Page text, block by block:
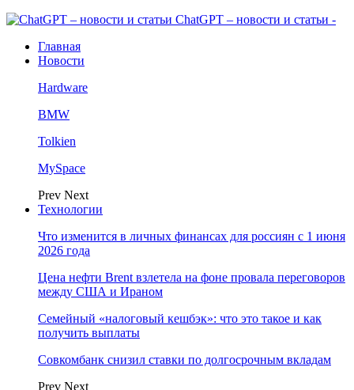
ChatGPT – новости и статьи -
Главная
Новости
Hardware
BMW
Tolkien
MySpace
Prev Next
Технологии
Что изменится в личных финансах для россиян с 1 июня
2026 года
Цена нефти Brent взлетела на фоне провала переговоров
между США и Ираном
Семейный «налоговый кешбэк»: что это такое и как
получить выплаты
Совкомбанк снизил ставки по долгосрочным вкладам
Prev Next